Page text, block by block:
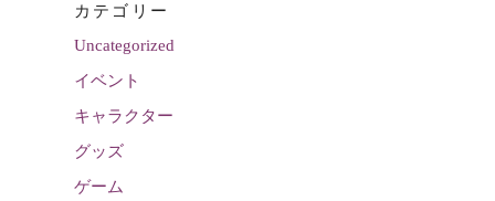
カテゴリー
Uncategorized
イベント
キャラクター
グッズ
ゲーム